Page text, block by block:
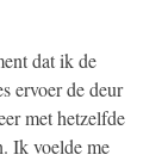
dat ik de
ervoer de deur
met hetzelfde
Ik voelde me